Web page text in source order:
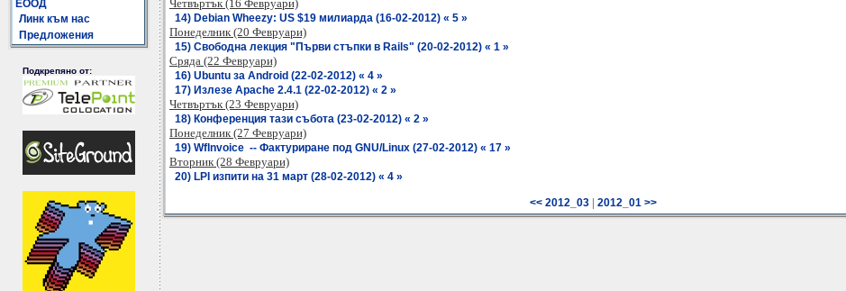
ЕООД
Линк към нас
Предложения
Подкрепяно от:
Четвъртък (16 Февруари)
14) Debian Wheezy: US $19 милиарда (16-02-2012) « 5 »
Понеделник (20 Февруари)
15) Свободна лекция "Първи стъпки в Rails" (20-02-2012) « 1 »
Сряда (22 Февруари)
16) Ubuntu за Android (22-02-2012) « 4 »
17) Излезе Apache 2.4.1 (22-02-2012) « 2 »
Четвъртък (23 Февруари)
18) Конференция тази събота (23-02-2012) « 2 »
Понеделник (27 Февруари)
19) WfInvoice -- Фактуриране под GNU/Linux (27-02-2012) « 17 »
Вторник (28 Февруари)
20) LPI изпити на 31 март (28-02-2012) « 4 »
<< 2012_03 | 2012_01 >>